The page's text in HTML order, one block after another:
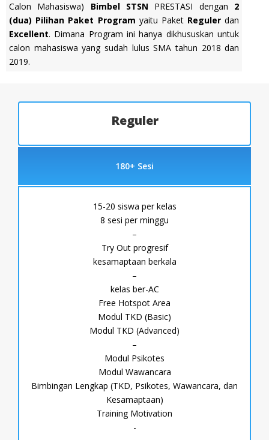
Calon Mahasiswa) Bimbel STSN PRESTASI dengan 2
(dua) Pilihan Paket Program yaitu Paket Reguler dan
Excellent. Dimana Program ini hanya dikhususkan untuk
calon mahasiswa yang sudah lulus SMA tahun 2018 dan
2019.
Reguler
180+ Sesi
15-20 siswa per kelas
8 sesi per minggu
–
Try Out progresif
kesamaptaan berkala
–
kelas ber-AC
Free Hotspot Area
Modul TKD (Basic)
Modul TKD (Advanced)
–
Modul Psikotes
Modul Wawancara
Bimbingan Lengkap (TKD, Psikotes, Wawancara, dan
Kesamaptaan)
Training Motivation
-